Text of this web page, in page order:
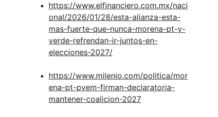
https://www.elfinanciero.com.mx/naci
onal/2026/01/28/esta-alianza-esta-
mas-fuerte-que-nunca-morena-pt-y-
verde-refrendan-ir-juntos-en-
elecciones-2027/
https://www.milenio.com/politica/mor
ena-pt-pvem-firman-declaratoria-
mantener-coalicion-2027